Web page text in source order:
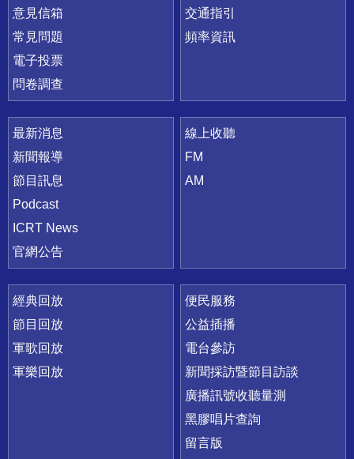
意見信箱
常見問題
電子投票
問卷調查
交通指引
頻率資訊
最新消息
新聞報導
節目訊息
Podcast
ICRT News
官網公告
線上收聽
FM
AM
經典回放
節目回放
軍歌回放
軍樂回放
便民服務
公益插播
電台參訪
新聞採訪暨節目訪談
廣播訊號收聽量測
黑膠唱片查詢
留言版